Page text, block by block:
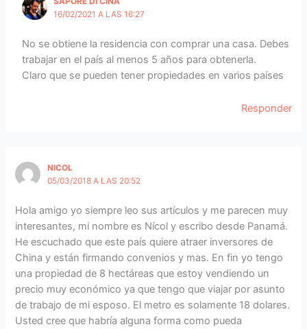
16/02/2021 A LAS 16:27
No se obtiene la residencia con comprar una casa. Debes
trabajar en el país al menos 5 años para obtenerla.
Claro que se pueden tener propiedades en varios países
Responder
NICOL
05/03/2018 A LAS 20:52
Hola amigo yo siempre leo sus artículos y me parecen muy
interesantes, mi nombre es Nícol y escribo desde Panamá.
He escuchado que este país quiere atraer inversores de
China y están firmando convenios y mas. En fin yo tengo
una propiedad de 8 hectáreas que estoy vendiendo un
precio muy económico ya que tengo que viajar por asunto
de trabajo de mi esposo. El metro es solamente 18 dolares.
Usted cree que habría alguna forma como pueda